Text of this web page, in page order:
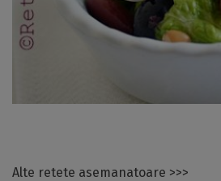
Alte retete asemanatoare >>>